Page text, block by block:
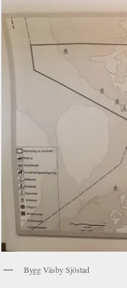
Bygg Väsby Sjöstad